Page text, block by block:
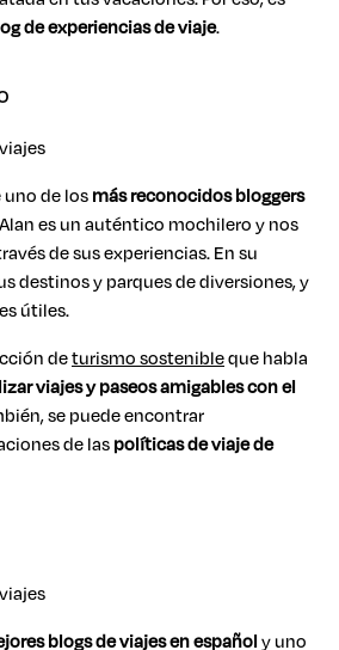
de experiencias de viaje.
uno de losmás reconocidos bloggers
es un auténtico mochilero y nos
de sus experiencias. En su
destinos y parques de diversiones, y
útiles.
deturismo sostenibleque habla
viajes y paseos amigables con el
se puede encontrar
de laspolíticas de viaje de
blogs de viajes en españoly uno